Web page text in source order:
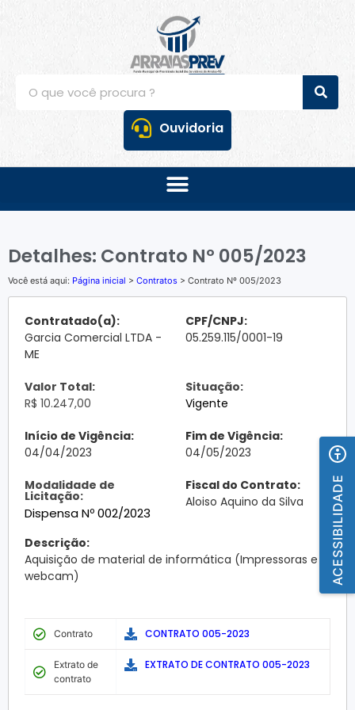
Ouvidoria
Detalhes: Contrato Nº 005/2023
Você está aqui: Página inicial > Contratos > Contrato Nº 005/2023
Contratado(a):
Garcia Comercial LTDA -
ME
CPF/CNPJ:
05.259.115/0001-19
Valor Total:
R$ 10.247,00
Situação:
Vigente
Início de Vigência:
04/04/2023
Fim de Vigência:
04/05/2023
Modalidade de
Licitação:
Dispensa Nº 002/2023
Fiscal do Contrato:
Aloiso Aquino da Silva
Descrição:
Aquisição de material de informática (Impressoras e
webcam)
Contrato CONTRATO 005-2023
Extrato de
contrato
EXTRATO DE CONTRATO 005-2023
ACESSIBILIDADE